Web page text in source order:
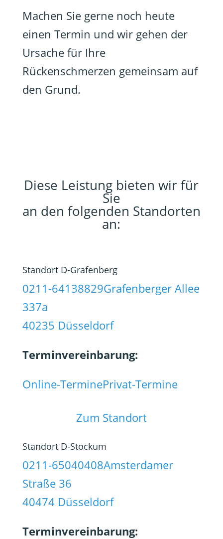
Machen Sie gerne noch heute
einen Termin und wir gehen der
Ursache für Ihre
Rückenschmerzen gemeinsam auf
den Grund.
Diese Leistung bieten wir für
Sie
an den folgenden Standorten
an:
Standort D-Grafenberg
0211-64138829Grafenberger Allee
337a
40235 Düsseldorf
Terminvereinbarung:
Online-TerminePrivat-Termine
Zum Standort
Standort D-Stockum
0211-65040408Amsterdamer
Straße 36
40474 Düsseldorf
Terminvereinbarung: